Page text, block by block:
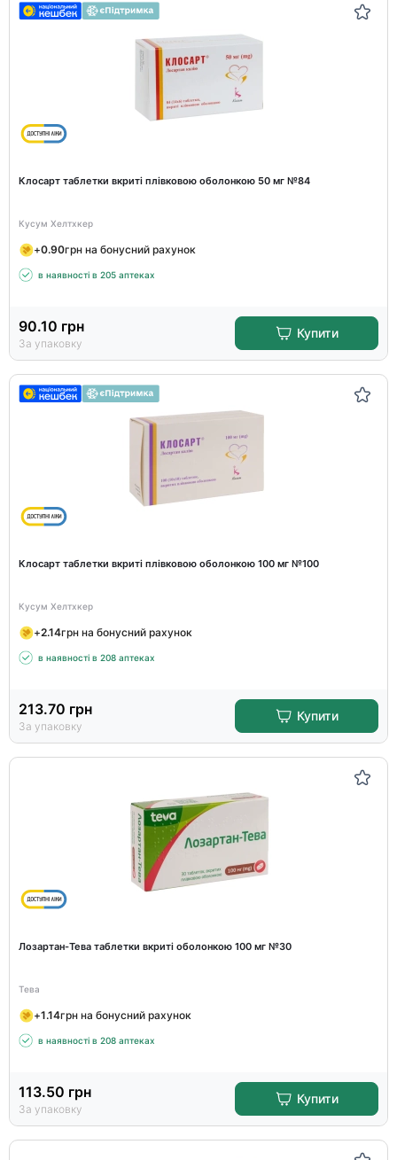
Клосарт таблетки вкриті плівковою оболонкою 50 мг №84
Кусум Хелтхкер
+0.90грн на бонусний рахунок
в наявності в 205 аптеках
90.10 грн
За упаковку
Купити
Клосарт таблетки вкриті плівковою оболонкою 100 мг №100
Кусум Хелтхкер
+2.14грн на бонусний рахунок
в наявності в 208 аптеках
213.70 грн
За упаковку
Купити
Лозартан-Тева таблетки вкриті оболонкою 100 мг №30
Тева
+1.14грн на бонусний рахунок
в наявності в 208 аптеках
113.50 грн
За упаковку
Купити